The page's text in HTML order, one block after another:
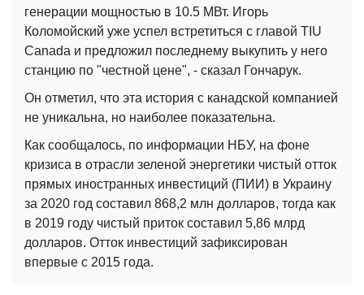
генерации мощностью в 10.5 МВт. Игорь
Коломойский уже успел встретиться с главой TIU
Canada и предложил последнему выкупить у него
станцию по "честной цене", - сказал Гончарук.
Он отметил, что эта история с канадской компанией
не уникальна, но наиболее показательна.
Как сообщалось, по информации НБУ, на фоне
кризиса в отрасли зеленой энергетики чистый отток
прямых иностранных инвестиций (ПИИ) в Украину
за 2020 год составил 868,2 млн долларов, тогда как
в 2019 году чистый приток составил 5,86 млрд
долларов. Отток инвестиций зафиксирован
впервые с 2015 года.